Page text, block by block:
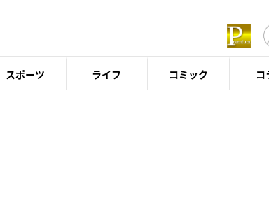
スポーツ ライフ コミック コ